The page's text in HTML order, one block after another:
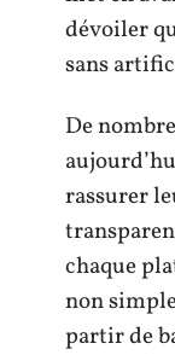
dévoiler
sans
De
rassurer
chaque
non
partir de